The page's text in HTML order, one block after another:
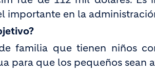
importante en la
familia que tienen niños
para que los pequeños sean